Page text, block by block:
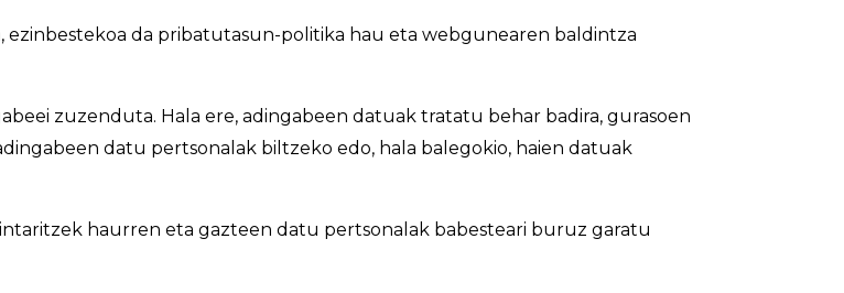
da pribatutasun-politika hau eta webgunearen baldintza
zuzenduta. Hala ere, adingabeen datuak tratatu behar badira, gurasoen
datu pertsonalak biltzeko edo, hala balegokio, haien datuak
haurren eta gazteen datu pertsonalak babesteari buruz garatu